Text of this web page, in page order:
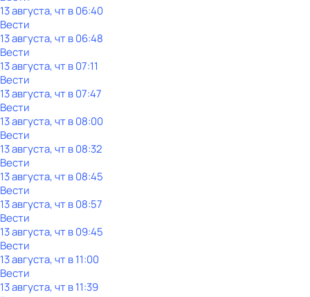
13 августа, чт в 06:40
Вести
13 августа, чт в 06:48
Вести
13 августа, чт в 07:11
Вести
13 августа, чт в 07:47
Вести
13 августа, чт в 08:00
Вести
13 августа, чт в 08:32
Вести
13 августа, чт в 08:45
Вести
13 августа, чт в 08:57
Вести
13 августа, чт в 09:45
Вести
13 августа, чт в 11:00
Вести
13 августа, чт в 11:39